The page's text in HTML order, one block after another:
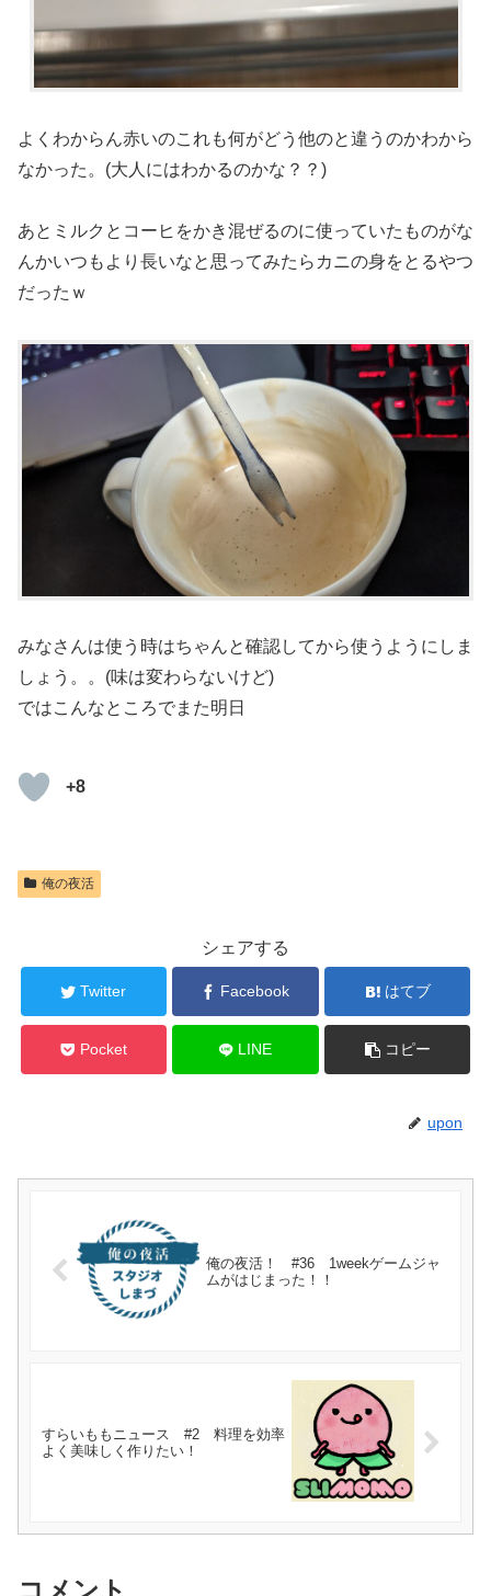
よくわからん赤いのこれも何がどう他のと違うのかわから
なかった。(大人にはわかるのかな？？)
あとミルクとコーヒをかき混ぜるのに使っていたものがな
んかいつもより長いなと思ってみたらカニの身をとるやつ
だったｗ
みなさんは使う時はちゃんと確認してから使うようにしま
しょう。。(味は変わらないけど)
ではこんなところでまた明日
+8
俺の夜活
シェアする
Twitter Facebook はてブ
Pocket LINE コピー
upon
俺の夜活！ #36 1weekゲームジャ
ムがはじまった！！
すらいももニュース #2 料理を効率
よく美味しく作りたい！